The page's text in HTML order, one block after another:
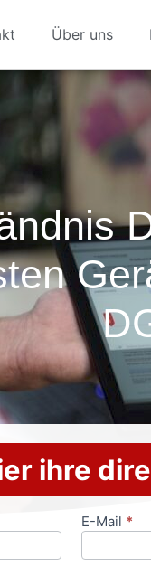
Über uns
ihre
E-Mail *